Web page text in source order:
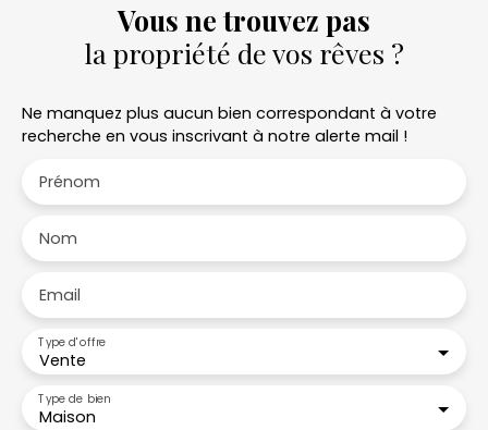
Vous ne trouvez pas
la propriété de vos rêves ?
Ne manquez plus aucun bien correspondant à votre
recherche en vous inscrivant à notre alerte mail !
Prénom
Nom
Email
Vente
Type d'offre
Maison
Type de bien